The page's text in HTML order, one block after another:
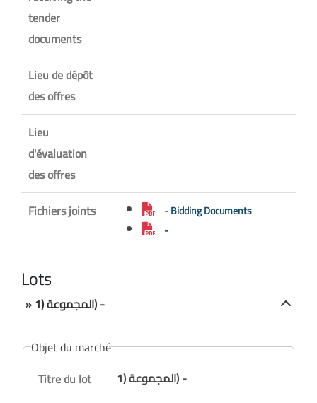
tender
documents
Lieu de dépôt
des offres
Lieu
d'évaluation
des offres
Fichiers joints
- Bidding Documents
-
Lots
» المجموعة (1) -
Objet du marché
Titre du lot
المجموعة (1) -